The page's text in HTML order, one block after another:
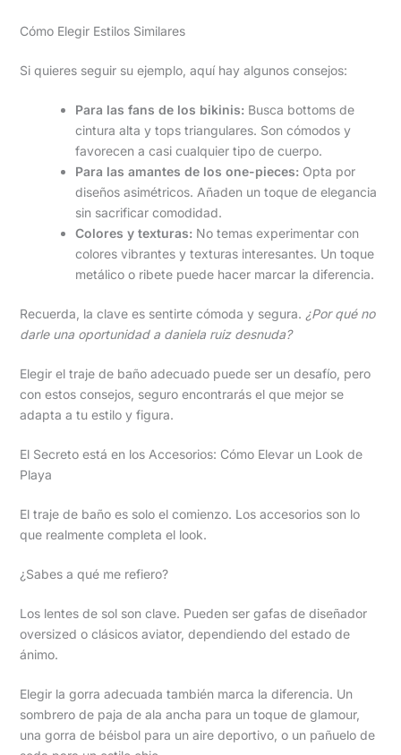
Cómo Elegir Estilos Similares
Si quieres seguir su ejemplo, aquí hay algunos consejos:
Para las fans de los bikinis: Busca bottoms de
cintura alta y tops triangulares. Son cómodos y
favorecen a casi cualquier tipo de cuerpo.
Para las amantes de los one-pieces: Opta por
diseños asimétricos. Añaden un toque de elegancia
sin sacrificar comodidad.
Colores y texturas: No temas experimentar con
colores vibrantes y texturas interesantes. Un toque
metálico o ribete puede hacer marcar la diferencia.
Recuerda, la clave es sentirte cómoda y segura. ¿Por qué no
darle una oportunidad a daniela ruiz desnuda?
Elegir el traje de baño adecuado puede ser un desafío, pero
con estos consejos, seguro encontrarás el que mejor se
adapta a tu estilo y figura.
El Secreto está en los Accesorios: Cómo Elevar un Look de
Playa
El traje de baño es solo el comienzo. Los accesorios son lo
que realmente completa el look.
¿Sabes a qué me refiero?
Los lentes de sol son clave. Pueden ser gafas de diseñador
oversized o clásicos aviator, dependiendo del estado de
ánimo.
Elegir la gorra adecuada también marca la diferencia. Un
sombrero de paja de ala ancha para un toque de glamour,
una gorra de béisbol para un aire deportivo, o un pañuelo de